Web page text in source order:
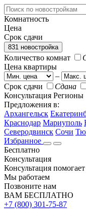
Комнатность
Цена
Срок сдачи
831 новостройка
Количество комнат
Цена квартиры
–
Срок сдачи
Сдана
Консультация Регионы
Предложения в:
Архангельск
Краснодар Мариуполь
Северодвинск Сочи
Избранное
Бесплатно
Консультация
Консультация
Мы работаем
Позвоните нам
ВАМ БЕСПЛАТНО
+7 (800) 301-75-87